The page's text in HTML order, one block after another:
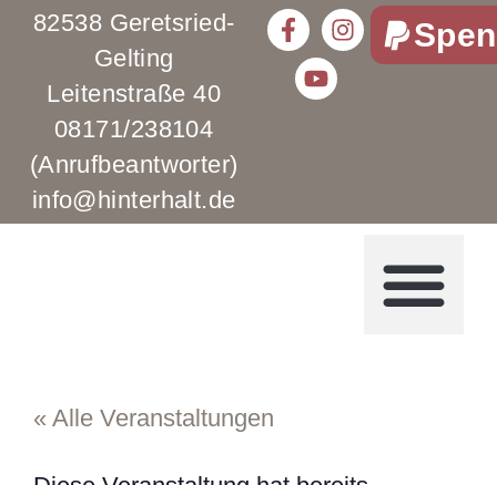
82538 Geretsried-
Gelting
Leitenstraße 40
08171/238104
(Anrufbeantworter)
info@hinterhalt.de
« Alle Veranstaltungen